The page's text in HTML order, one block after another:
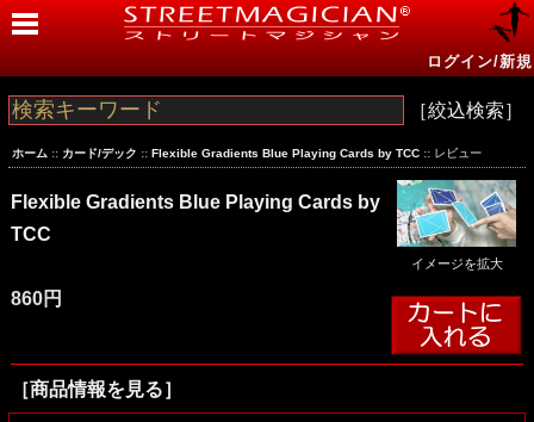
ログイン/新規
［絞込検索］
ホーム :: カード/デック :: Flexible Gradients Blue Playing Cards by TCC :: レビュー
Flexible Gradients Blue Playing Cards by
TCC
860円
イメージを拡大
［商品情報を見る］